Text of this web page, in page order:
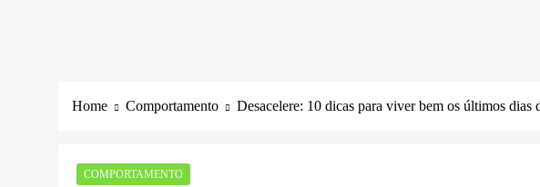
Home Comportamento Desacelere: 10 dicas para viver bem os últimos dias
COMPORTAMENTO